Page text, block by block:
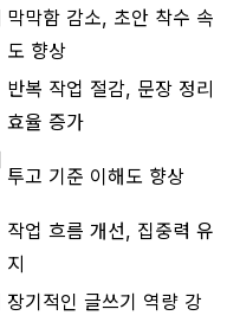
막막함 감소, 초안 착수 속
도 향상
반복 작업 절감, 문장 정리
효율 증가
투고 기준 이해도 향상
작업 흐름 개선, 집중력 유
지
장기적인 글쓰기 역량 강